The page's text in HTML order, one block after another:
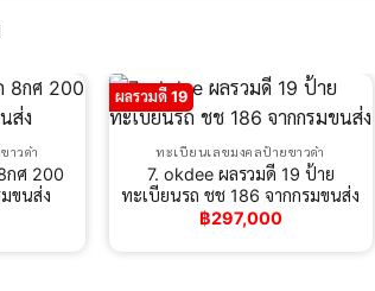
าวดำ
กศ 200
ขนส่ง
ผลรวมดี 19
ทะเบียนเลขมงคลป้ายขาวดำ
7. okdee ผลรวมดี 19 ป้าย
ทะเบียนรถ ชช 186 จากกรมขนส่ง
฿297,000